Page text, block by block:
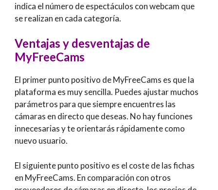
indica el número de espectáculos con webcam que
se realizan en cada categoría.
Ventajas y desventajas de
MyFreeCams
El primer punto positivo de MyFreeCams es que la
plataforma es muy sencilla. Puedes ajustar muchos
parámetros para que siempre encuentres las
cámaras en directo que deseas. No hay funciones
innecesarias y te orientarás rápidamente como
nuevo usuario.
El siguiente punto positivo es el coste de las fichas
en MyFreeCams. En comparación con otros